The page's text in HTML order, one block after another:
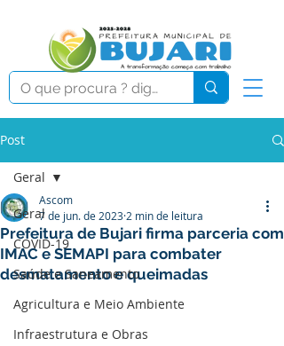
Post
Geral
COVID-19
Saúde e Saneamento
Agricultura e Meio Ambiente
Infraestrutura e Obras
Geral
Prefeitura de Bujari firma parceria com
IMAC e SEMAPI para combater
desmatamento e queimadas
Ascom
7 de jun. de 2023 2 min de leitura